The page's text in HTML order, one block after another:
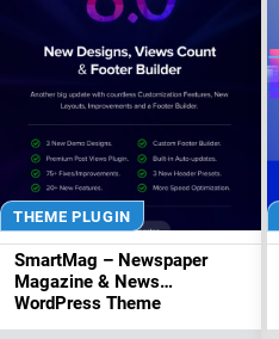
THEME PLUGIN
SmartMag – Newspaper
Magazine & News
WordPress Theme